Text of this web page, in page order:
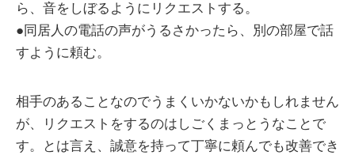
ら、音をしぼるようにリクエストする。
●同居人の電話の声がうるさかったら、別の部屋で話
すように頼む。
相手のあることなのでうまくいかないかもしれません
が、リクエストをするのはしごくまっとうなことで
す。とは言え、誠意を持って丁寧に頼んでも改善でき